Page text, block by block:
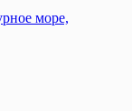
море,